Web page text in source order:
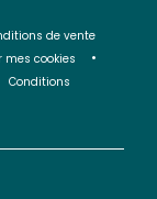
de vente
mes cookies
Conditions